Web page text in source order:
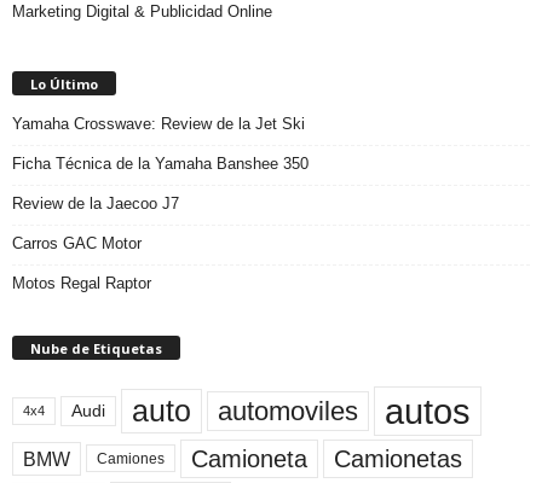
Marketing Digital & Publicidad Online
Lo Último
Yamaha Crosswave: Review de la Jet Ski
Ficha Técnica de la Yamaha Banshee 350
Review de la Jaecoo J7
Carros GAC Motor
Motos Regal Raptor
Nube de Etiquetas
4x4 Audi auto automoviles autos
BMW Camiones Camioneta Camionetas